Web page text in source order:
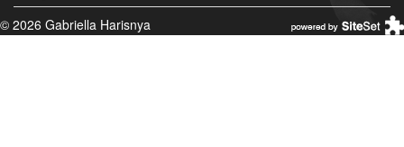
© 2026 Gabriella Harisnya